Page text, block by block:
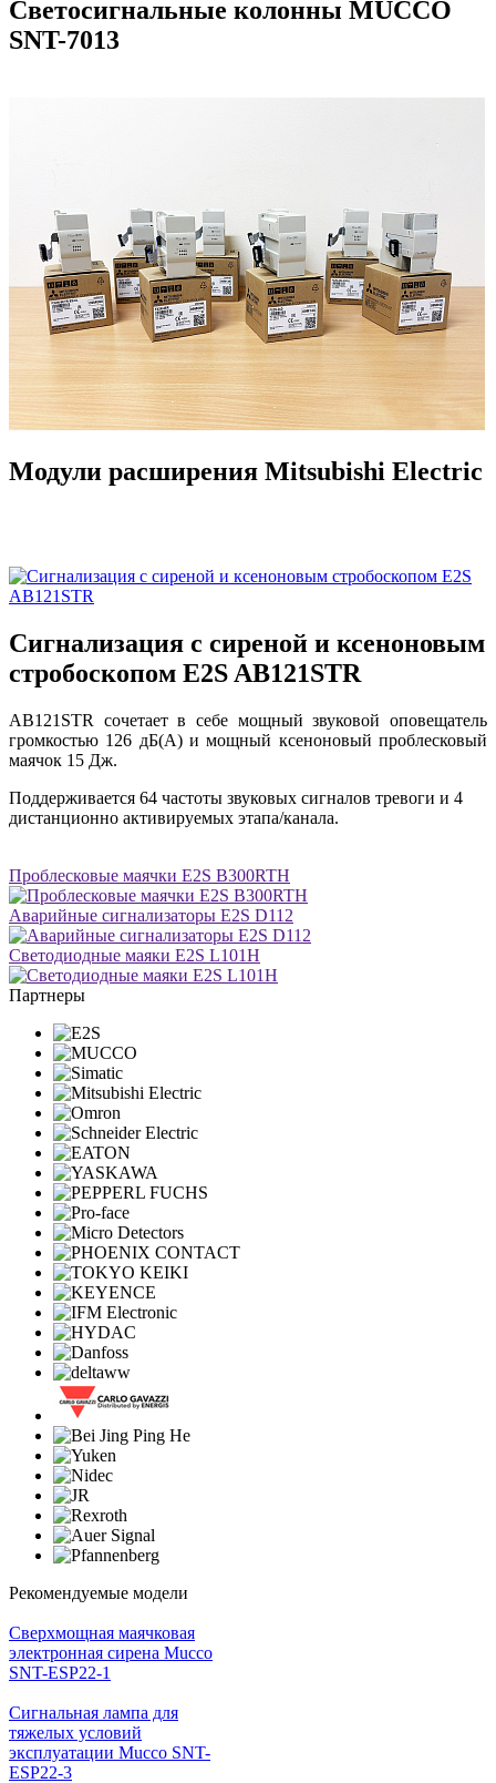
Светосигнальные колонны MUCCO
SNT-7013
Модули расширения Mitsubishi Electric
Сигнализация с сиреной и ксеноновым
стробоскопом E2S AB121STR
AB121STR сочетает в себе мощный звуковой оповещатель
громкостью 126 дБ(A) и мощный ксеноновый проблесковый
маячок 15 Дж.
Поддерживается 64 частоты звуковых сигналов тревоги и 4
дистанционно активируемых этапа/канала.
Проблесковые маячки E2S B300RTH
Аварийные сигнализаторы E2S D112
Светодиодные маяки E2S L101H
Партнеры
Рекомендуемые модели
Cверхмощная маячковая
электронная сирена Mucco
SNT-ESP22-1
Сигнальная лампа для
тяжелых условий
эксплуатации Mucco SNT-
ESP22-3